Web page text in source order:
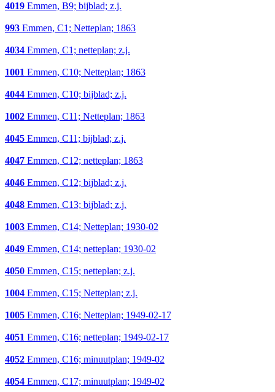
4019 Emmen, B9; bijblad; z.j.
993 Emmen, C1; Netteplan; 1863
4034 Emmen, C1; netteplan; z.j.
1001 Emmen, C10; Netteplan; 1863
4044 Emmen, C10; bijblad; z.j.
1002 Emmen, C11; Netteplan; 1863
4045 Emmen, C11; bijblad; z.j.
4047 Emmen, C12; netteplan; 1863
4046 Emmen, C12; bijblad; z.j.
4048 Emmen, C13; bijblad; z.j.
1003 Emmen, C14; Netteplan; 1930-02
4049 Emmen, C14; netteplan; 1930-02
4050 Emmen, C15; netteplan; z.j.
1004 Emmen, C15; Netteplan; z.j.
1005 Emmen, C16; Netteplan; 1949-02-17
4051 Emmen, C16; netteplan; 1949-02-17
4052 Emmen, C16; minuutplan; 1949-02
4054 Emmen, C17; minuutplan; 1949-02